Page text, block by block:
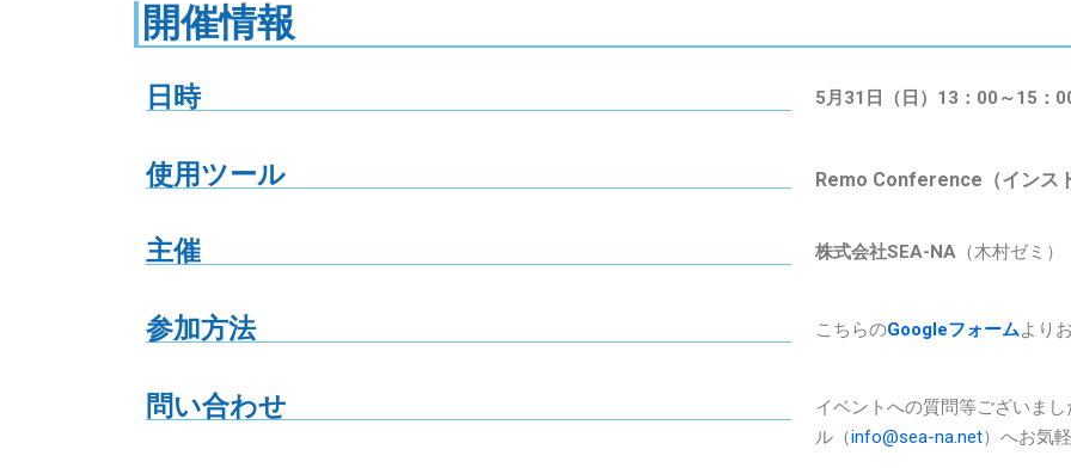
開催情報
日時 5月31日（日）13：00～15：
使用ツール Remo Conference （イン
主催 株式会社SEA-NA （木村ゼミ）
参加方法 こちらのGoogleフォームより
問い合わせ
イベントへの質問等ございま
ル（info@sea-na.net）へお気